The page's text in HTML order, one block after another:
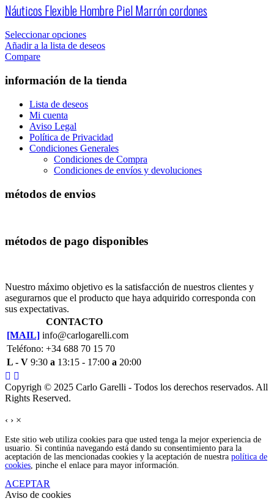
Náuticos Flexible Hombre Piel Marrón cordones
Seleccionar opciones
Añadir a la lista de deseos
Compare
información de la tienda
Lista de deseos
Mi cuenta
Aviso Legal
Política de Privacidad
Condiciones Generales
Condiciones de Compra
Condiciones de envíos y devoluciones
métodos de envios
métodos de pago disponibles
Nuestro máximo objetivo es la satisfacción de nuestros clientes y
asegurarnos que el producto que haya adquirido corresponda con
sus expectativas.
CONTACTO
[MAIL] info@carlogarelli.com
Teléfono: +34 688 70 15 70
L - V 9:30 a 13:15 - 17:00 a 20:00
Copyrigh © 2025 Carlo Garelli - Todos los derechos reservados. All
Rights Reserved.
‹ › ×
Este sitio web utiliza cookies para que usted tenga la mejor experiencia de
usuario. Si continúa navegando está dando su consentimiento para la
aceptación de las mencionadas cookies y la aceptación de nuestra política de
cookies, pinche el enlace para mayor información.
ACEPTAR
Aviso de cookies